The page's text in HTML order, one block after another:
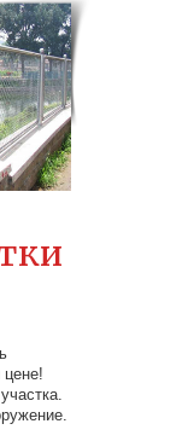
цене!